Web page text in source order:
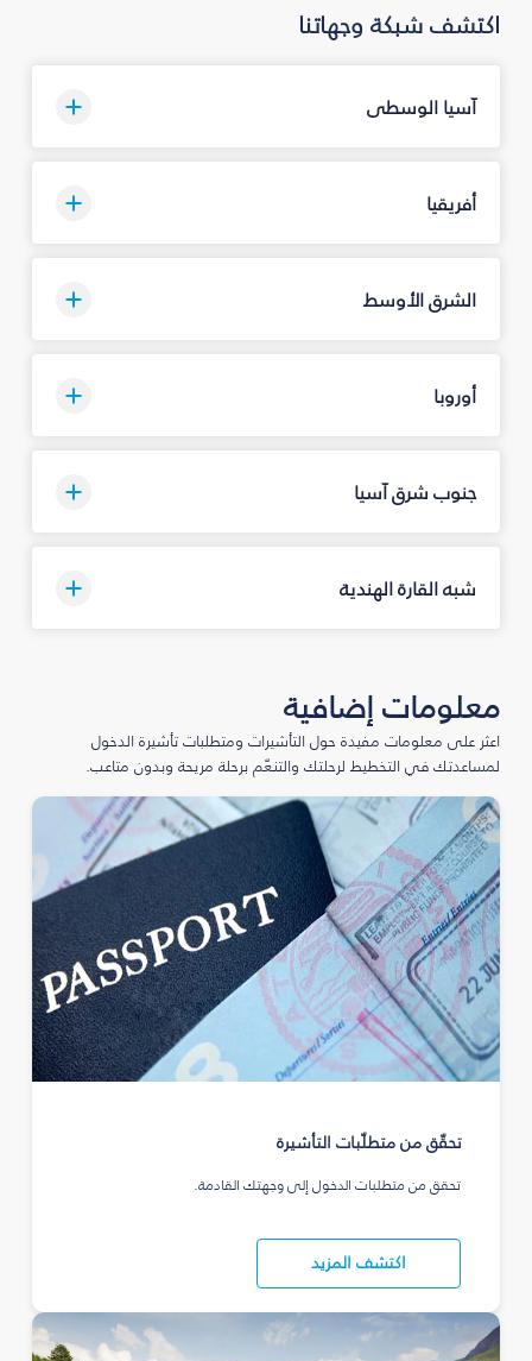
اكتشف شبكة وجهاتنا
آسيا الوسطى
أفريقيا
الشرق الأوسط
أوروبا
جنوب شرق آسيا
شبه القارة الهندية
معلومات إضافية
اعثر على معلومات مفيدة حول التأشيرات ومتطلبات تأشيرة الدخول
لمساعدتك في التخطيط لرحلتك والتنعّم برحلة مريحة وبدون متاعب.
تحقّق من متطلّبات التأشيرة
تحقق من متطلبات الدخول إلى وجهتك القادمة.
اكتشف المزيد